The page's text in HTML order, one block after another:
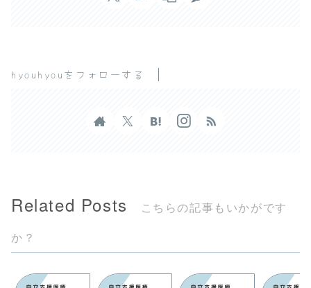
hyouhyouをフォローする
Related Posts
こちらの記事もいかがです
か？